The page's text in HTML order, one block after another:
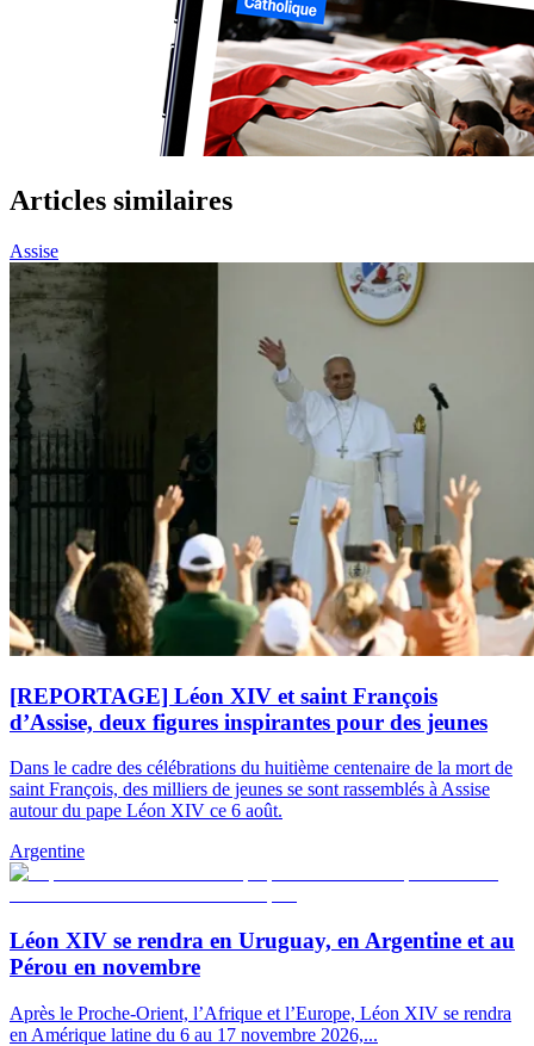
Articles similaires
Assise
[REPORTAGE] Léon XIV et saint François
d’Assise, deux figures inspirantes pour des jeunes
Dans le cadre des célébrations du huitième centenaire de la mort de
saint François, des milliers de jeunes se sont rassemblés à Assise
autour du pape Léon XIV ce 6 août.
Argentine
Léon XIV se rendra en Uruguay, en Argentine et au
Pérou en novembre
Après le Proche-Orient, l’Afrique et l’Europe, Léon XIV se rendra
en Amérique latine du 6 au 17 novembre 2026,...